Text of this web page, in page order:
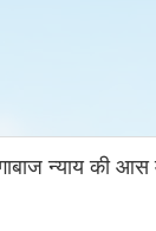
न्याय की आस